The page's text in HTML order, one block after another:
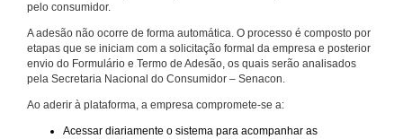
pelo consumidor.
A adesão não ocorre de forma automática. O processo é composto por
etapas que se iniciam com a solicitação formal da empresa e posterior
envio do Formulário e Termo de Adesão, os quais serão analisados
pela Secretaria Nacional do Consumidor – Senacon.
Ao aderir à plataforma, a empresa compromete-se a:
Acessar diariamente o sistema para acompanhar as